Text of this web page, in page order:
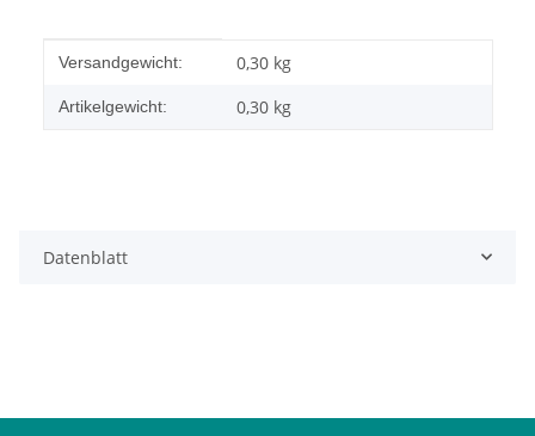
Produkteigenschaft
Wert
Versandgewicht: 0,30 kg
Artikelgewicht: 0,30 kg
Datenblatt